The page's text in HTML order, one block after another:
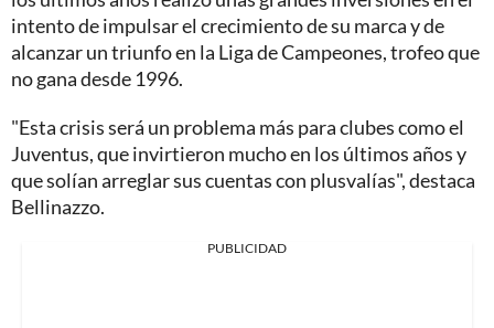
intento de impulsar el crecimiento de su marca y de
alcanzar un triunfo en la Liga de Campeones, trofeo que
no gana desde 1996.
"Esta crisis será un problema más para clubes como el
Juventus, que invirtieron mucho en los últimos años y
que solían arreglar sus cuentas con plusvalías", destaca
Bellinazzo.
PUBLICIDAD